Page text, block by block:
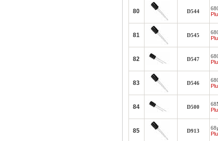
80 D544
81 D545
82 D547
83 D546
84 D500
85 D913